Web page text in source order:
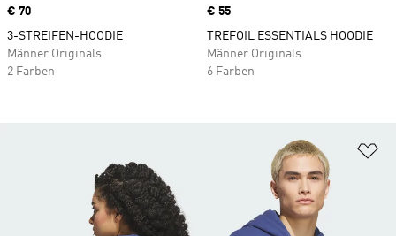
Price
€ 70
3-STREIFEN-HOODIE
Männer Originals
2 Farben
Price
€ 55
TREFOIL ESSENTIALS HOODIE
Männer Originals
6 Farben